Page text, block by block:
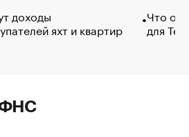
доходы
яхт и квартир
Что
для
ФНС